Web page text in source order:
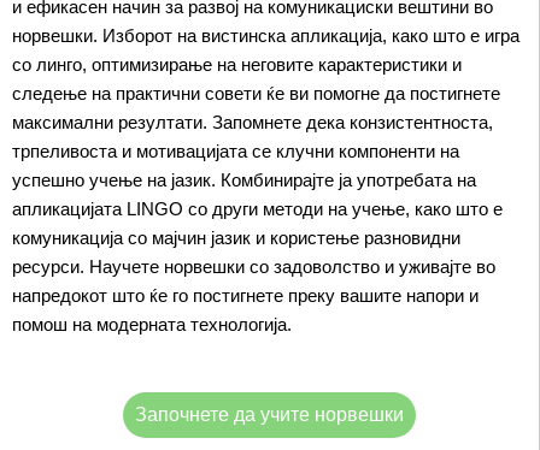
и ефикасен начин за развој на комуникациски вештини во
норвешки. Изборот на вистинска апликација, како што е игра
со линго, оптимизирање на неговите карактеристики и
следење на практични совети ќе ви помогне да постигнете
максимални резултати. Запомнете дека конзистентноста,
трпеливоста и мотивацијата се клучни компоненти на
успешно учење на јазик. Комбинирајте ја употребата на
апликацијата LINGO со други методи на учење, како што е
комуникација со мајчин јазик и користење разновидни
ресурси. Научете норвешки со задоволство и уживајте во
напредокот што ќе го постигнете преку вашите напори и
помош на модерната технологија.
Започнете да учите норвешки